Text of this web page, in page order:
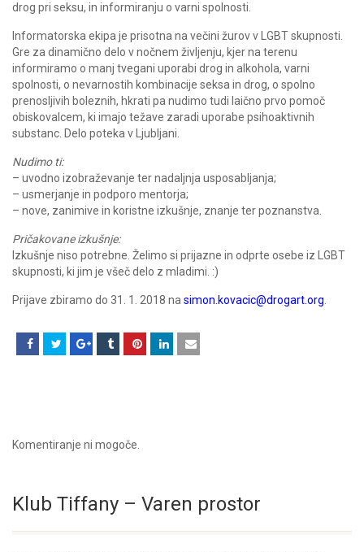
drog pri seksu, in informiranju o varni spolnosti.
Informatorska ekipa je prisotna na večini žurov v LGBT skupnosti.
Gre za dinamično delo v nočnem življenju, kjer na terenu
informiramo o manj tvegani uporabi drog in alkohola, varni
spolnosti, o nevarnostih kombinacije seksa in drog, o spolno
prenosljivih boleznih, hkrati pa nudimo tudi laično prvo pomoč
obiskovalcem, ki imajo težave zaradi uporabe psihoaktivnih
substanc. Delo poteka v Ljubljani.
Nudimo ti:
– uvodno izobraževanje ter nadaljnja usposabljanja;
– usmerjanje in podporo mentorja;
– nove, zanimive in koristne izkušnje, znanje ter poznanstva.
Pričakovane izkušnje:
Izkušnje niso potrebne. Želimo si prijazne in odprte osebe iz LGBT
skupnosti, ki jim je všeč delo z mladimi. :)
Prijave zbiramo do 31. 1. 2018 na simon.kovacic@drogart.org
Komentiranje ni mogoče.
Klub Tiffany – Varen prostor